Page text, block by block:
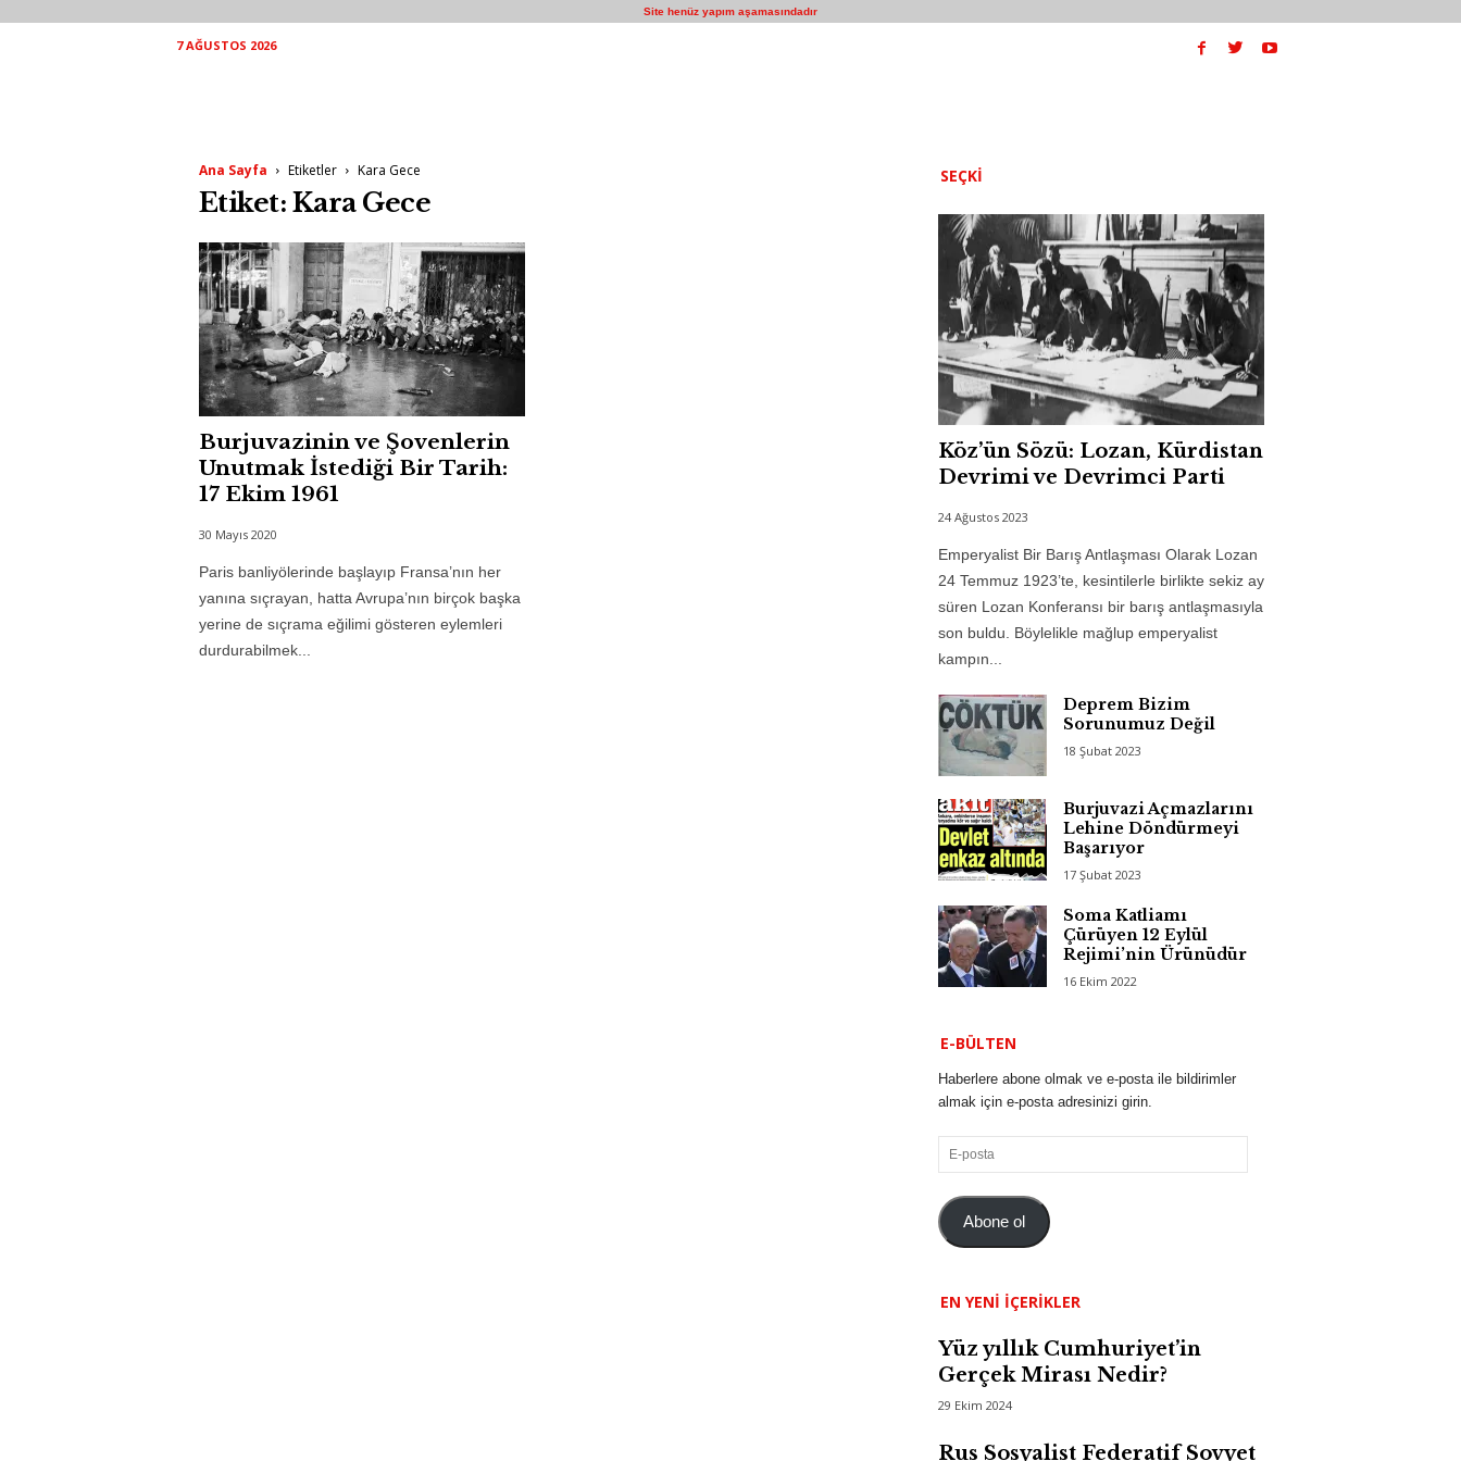
Site henüz yapım aşamasındadır
7 AĞUSTOS 2026
Ana Sayfa Etiketler Kara Gece
Etiket: Kara Gece
Burjuvazinin ve Şovenlerin
Unutmak İstediği Bir Tarih:
17 Ekim 1961
30 Mayıs 2020
Paris banliyölerinde başlayıp Fransa’nın her
yanına sıçrayan, hatta Avrupa’nın birçok başka
yerine de sıçrama eğilimi gösteren eylemleri
durdurabilmek...
SEÇKI
Köz’ün Sözü: Lozan, Kürdistan
Devrimi ve Devrimci Parti
24 Ağustos 2023
Emperyalist Bir Barış Antlaşması Olarak Lozan
24 Temmuz 1923’te, kesintilerle birlikte sekiz ay
süren Lozan Konferansı bir barış antlaşmasıyla
son buldu. Böylelikle mağlup emperyalist
kampın...
Deprem Bizim
Sorunumuz Değil
18 Şubat 2023
Burjuvazi Açmazlarını
Lehine Döndürmeyi
Başarıyor
17 Şubat 2023
Soma Katliamı
Çürüyen 12 Eylül
Rejimi’nin Ürünüdür
16 Ekim 2022
E-BÜLTEN
Haberlere abone olmak ve e-posta ile bildirimler
almak için e-posta adresinizi girin.
E-
posta
Abone ol
EN YENI İÇERIKLER
Yüz yıllık Cumhuriyet’in
Gerçek Mirası Nedir?
29 Ekim 2024
Rus Sosyalist Federatif Sovyet